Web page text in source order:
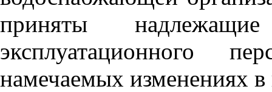
приняты
эксплуатационного
намечаемых изменениях в